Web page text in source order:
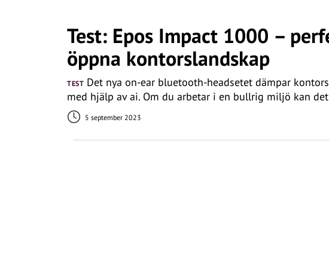
Test: Epos Impact 1000 –
öppna kontorslandskap
TEST Det nya on-ear bluetooth-headsetet dämpar
med hjälp av ai. Om du arbetar i en bullrig miljö kan
5 september 2023